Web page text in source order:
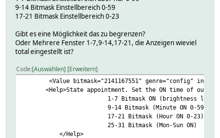
9-14 Bitmask Einstellbereich 0-59
17-21 Bitmask Einstellbereich 0-23
Gibt es eine Möglichkeit das zu begrenzen?
Oder Mehrere Fenster 1-7,9-14,17-21, die Anzeigen wieviel
total eingestellt ist?
Code Auswählen Erweitern
<Value bitmask="2141167551" genre="config"
<Help>State appointment. Set the ON time of output
1-7 Bitmask ON (brightness
9-14 Bitmask (Minute ON 0-59)
17-21 Bitmask (Hour ON 0-23)
25-31 Bitmask (Mon-Sun ON)
</Help>